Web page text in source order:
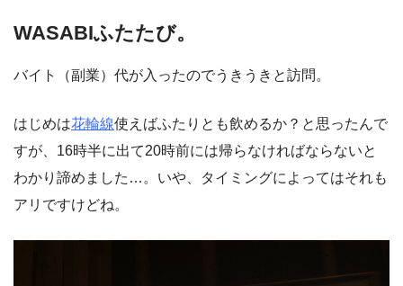
WASABIふたたび。
バイト（副業）代が入ったのでうきうきと訪問。
はじめは花輪線使えばふたりとも飲めるか？と思ったんで
すが、16時半に出て20時前には帰らなければならないと
わかり諦めました…。いや、タイミングによってはそれも
アリですけどね。